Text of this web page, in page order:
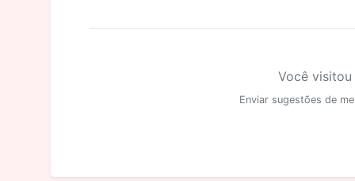
Você
Enviar sugestões de